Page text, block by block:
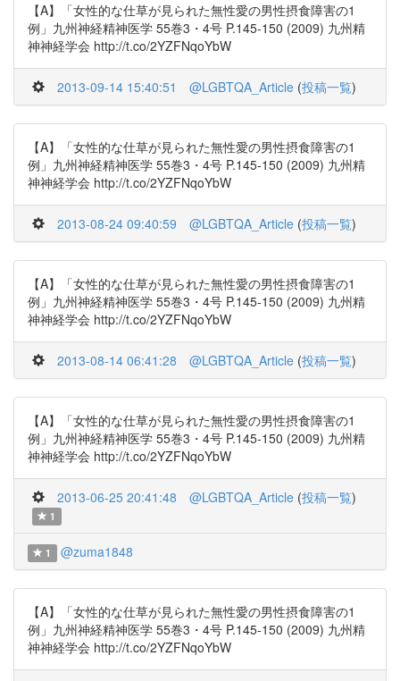
【A】「女性的な仕草が見られた無性愛の男性摂食障害の1
例」九州神経精神医学 55巻3・4号 P.145-150 (2009) 九州精
神神経学会 http://t.co/2YZFNqoYbW
2013-09-14 15:40:51 @LGBTQA_Article (投稿一覧)
【A】「女性的な仕草が見られた無性愛の男性摂食障害の1
例」九州神経精神医学 55巻3・4号 P.145-150 (2009) 九州精
神神経学会 http://t.co/2YZFNqoYbW
2013-08-24 09:40:59 @LGBTQA_Article (投稿一覧)
【A】「女性的な仕草が見られた無性愛の男性摂食障害の1
例」九州神経精神医学 55巻3・4号 P.145-150 (2009) 九州精
神神経学会 http://t.co/2YZFNqoYbW
2013-08-14 06:41:28 @LGBTQA_Article (投稿一覧)
【A】「女性的な仕草が見られた無性愛の男性摂食障害の1
例」九州神経精神医学 55巻3・4号 P.145-150 (2009) 九州精
神神経学会 http://t.co/2YZFNqoYbW
2013-06-25 20:41:48 @LGBTQA_Article (投稿一覧)
1
1 @zuma1848
【A】「女性的な仕草が見られた無性愛の男性摂食障害の1
例」九州神経精神医学 55巻3・4号 P.145-150 (2009) 九州精
神神経学会 http://t.co/2YZFNqoYbW